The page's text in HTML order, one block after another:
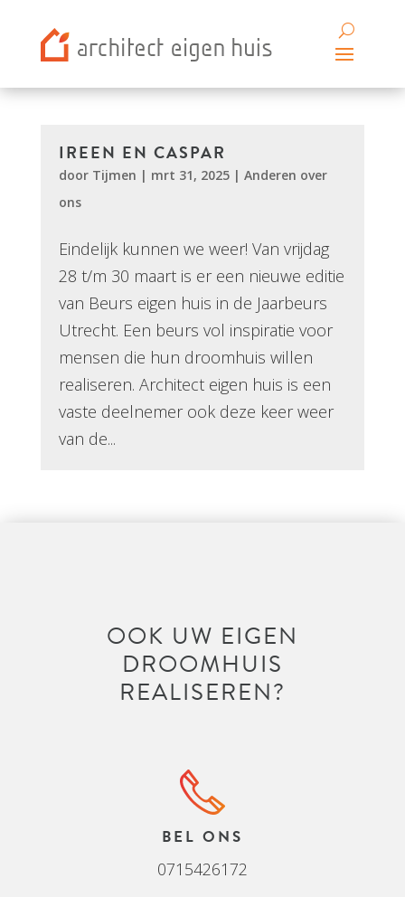
IREEN EN CASPAR
door Tijmen | mrt 31, 2025| Anderen over
ons
Eindelijk kunnen we weer! Van vrijdag
28 t/m 30 maart is er een nieuwe editie
van Beurs eigen huis in de Jaarbeurs
Utrecht. Een beurs vol inspiratie voor
mensen die hun droomhuis willen
realiseren. Architect eigen huis is een
vaste deelnemer ook deze keer weer
van de...
OOK UW EIGEN
DROOMHUIS
REALISEREN?
BEL ONS
0715426172